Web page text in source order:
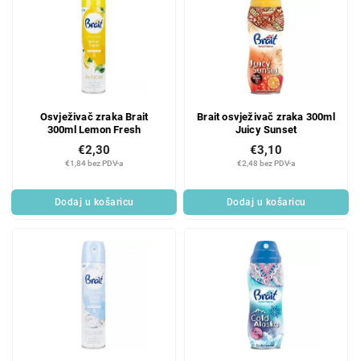
Osvježivač zraka Brait
300ml Lemon Fresh
€1,84 bez PDV-a
€2,30
Dodaj u košaricu
Brait osvježivač zraka 300ml
Juicy Sunset
€2,48 bez PDV-a
€3,10
Dodaj u košaricu